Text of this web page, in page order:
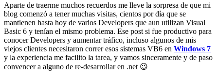
Aparte de traerme muchos recuerdos me lleve la sorpresa de que mi
blog comenzó a tener muchas visitas, cientos por día que se
mantienen hasta hoy de varios Developers que aun utilizan Visual
Basic 6 y tenían el mismo problema. Ese post si fue productivo para
conocer Developers y aumentar tráfico, incluso algunos de mis
viejos clientes necesitaron correr esos sistemas VB6 en Windows 7
y la experiencia me facilito la tarea, y vamos sinceramente y de paso
convencer a alguno de re-desarrollar en .net 😉